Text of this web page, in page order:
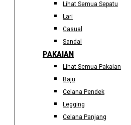
Lihat Semua Sepatu
Lari
Casual
Sandal
PAKAIAN
Lihat Semua Pakaian
Baju
Celana Pendek
Legging
Celana Panjang